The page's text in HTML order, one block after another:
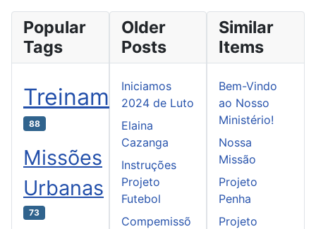
Popular
Tags
Treinamento
88
Missões
Urbanas
73
Older
Posts
Iniciamos
2024 de Luto
Elaina
Cazanga
Instruções
Projeto
Futebol
Compemissõ
Similar
Items
Bem-Vindo
ao Nosso
Ministério!
Nossa
Missão
Projeto
Penha
Projeto